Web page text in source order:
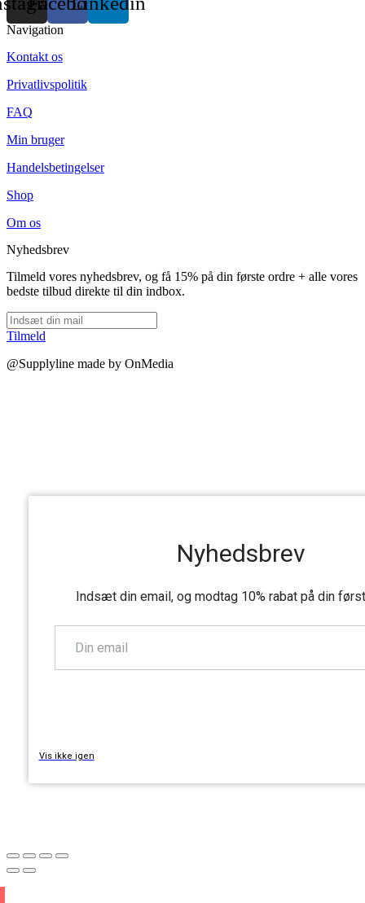
Navigation
Kontakt os
Privatlivspolitik
FAQ
Min bruger
Handelsbetingelser
Shop
Om os
Nyhedsbrev
Tilmeld vores nyhedsbrev, og få 15% på din første ordre + alle vores
bedste tilbud direkte til din indbox.
Tilmeld
@Supplyline made by OnMedia
Nyhedsbrev
Indsæt din email, og modtag 10% rabat på din
Vis ikke igen